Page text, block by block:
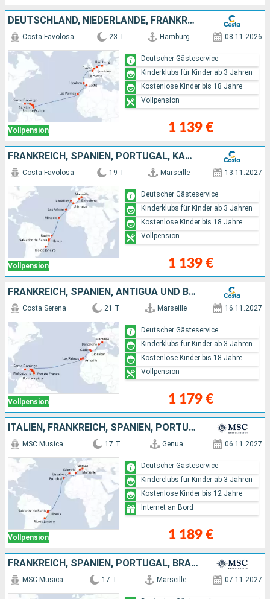
DEUTSCHLAND, NIEDERLANDE, FRANKREICH, PORTUGAL, SPANIEN, ANTIGUA UND BARBUDA, DOMINIKANISCHE REPUBLIK
Vollpension
Costa Favolosa 23 T Hamburg 08.11.2026
1 139 €
Deutscher Gästeservice
Kinderklubs für Kinder ab 3 Jahren
Kostenlose Kinder bis 18 Jahre
Vollpension
FRANKREICH, SPANIEN, PORTUGAL, KAP VERDE, BRASILIEN
Vollpension
Costa Favolosa 19 T Marseille 13.11.2027
1 139 €
Deutscher Gästeservice
Kinderklubs für Kinder ab 3 Jahren
Kostenlose Kinder bis 18 Jahre
Vollpension
FRANKREICH, SPANIEN, ANTIGUA UND BARBUDA, DOMINIKANISCHE REPUBLIK
Vollpension
Costa Serena 21 T Marseille 16.11.2027
1 179 €
Deutscher Gästeservice
Kinderklubs für Kinder ab 3 Jahren
Kostenlose Kinder bis 18 Jahre
Vollpension
ITALIEN, FRANKREICH, SPANIEN, PORTUGAL, BRASILIEN
Vollpension
MSC Musica 17 T Genua 06.11.2027
1 189 €
Deutscher Gästeservice
Kinderclubs für Kinder ab 3 Jahren
Kostenlose Kinder bis 12 Jahre
Internet an Bord
FRANKREICH, SPANIEN, PORTUGAL, BRASILIEN
MSC Musica 17 T Marseille 07.11.2027